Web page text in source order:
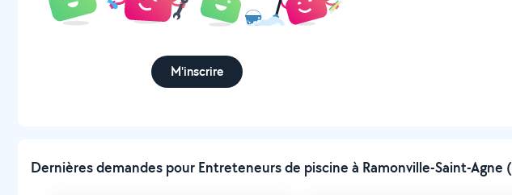
M'inscrire
Dernières demandes pour Entreteneurs de piscine à Ramonville-Saint-Agne